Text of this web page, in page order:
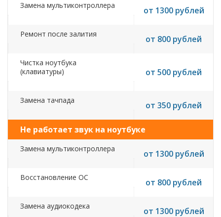
Замена мультиконтроллера от 1300 рублей
Ремонт после залития от 800 рублей
Чистка ноутбука
(клавиатуры)
от 500 рублей
Замена тачпада от 350 рублей
Не работает звук на ноутбуке
Замена мультиконтроллера от 1300 рублей
Восстановление ОС от 800 рублей
Замена аудиокодека от 1300 рублей